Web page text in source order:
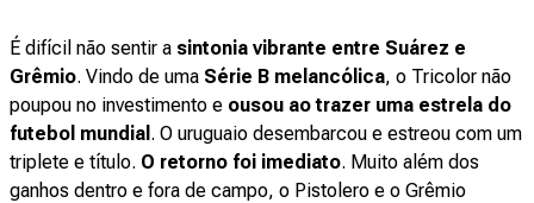
É difícil não sentir a sintonia vibrante entre Suárez e
Grêmio. Vindo de uma Série B melancólica, o Tricolor não
poupou no investimento e ousou ao trazer uma estrela do
futebol mundial . O uruguaio desembarcou e estreou com um
triplete e título. O retorno foi imediato. Muito além dos
ganhos dentro e fora de campo, o Pistolero e o Grêmio